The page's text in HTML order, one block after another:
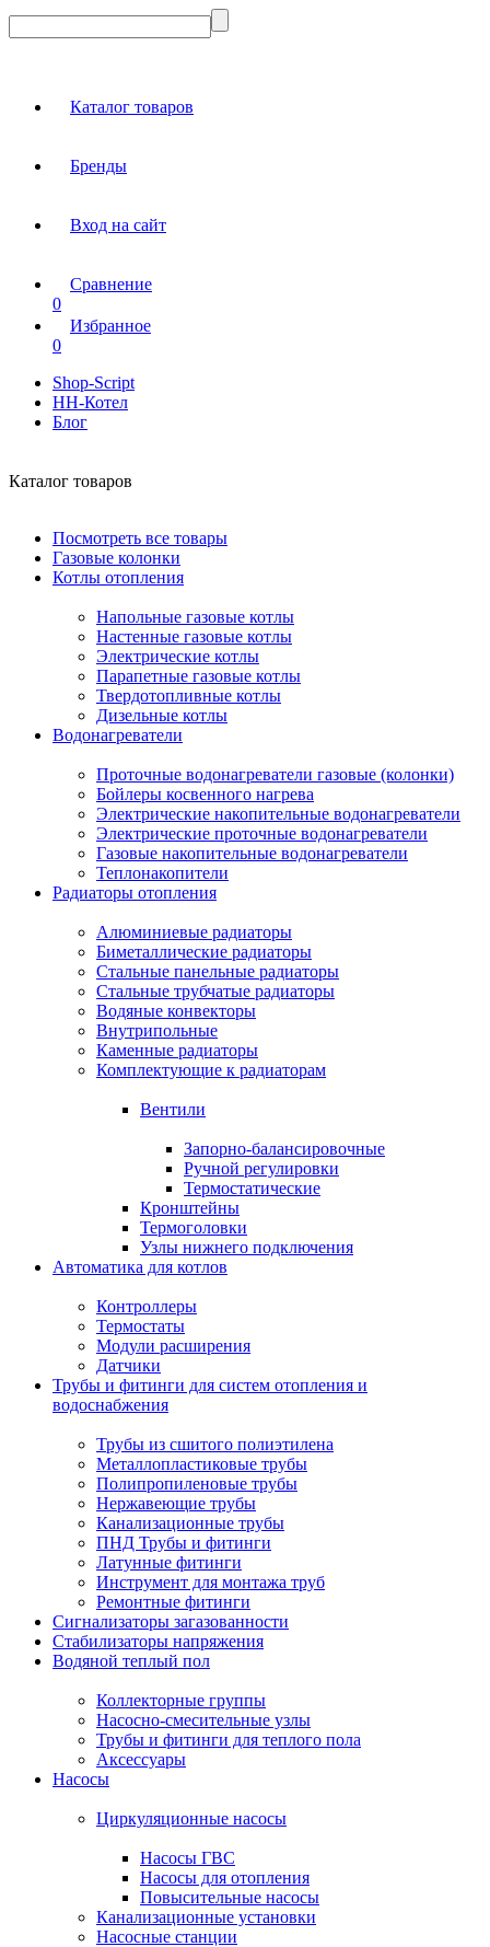
Каталог товаров
Бренды
Вход на сайт
Сравнение
0
Избранное
0
Shop-Script
НН-Котел
Блог
Каталог товаров
Посмотреть все товары
Газовые колонки
Котлы отопления
Напольные газовые котлы
Настенные газовые котлы
Электрические котлы
Парапетные газовые котлы
Твердотопливные котлы
Дизельные котлы
Водонагреватели
Проточные водонагреватели газовые (колонки)
Бойлеры косвенного нагрева
Электрические накопительные водонагреватели
Электрические проточные водонагреватели
Газовые накопительные водонагреватели
Теплонакопители
Радиаторы отопления
Алюминиевые радиаторы
Биметаллические радиаторы
Стальные панельные радиаторы
Стальные трубчатые радиаторы
Водяные конвекторы
Внутрипольные
Каменные радиаторы
Комплектующие к радиаторам
Вентили
Запорно-балансировочные
Ручной регулировки
Термостатические
Кронштейны
Термоголовки
Узлы нижнего подключения
Автоматика для котлов
Контроллеры
Термостаты
Модули расширения
Датчики
Трубы и фитинги для систем отопления и
водоснабжения
Трубы из сшитого полиэтилена
Металлопластиковые трубы
Полипропиленовые трубы
Нержавеющие трубы
Канализационные трубы
ПНД Трубы и фитинги
Латунные фитинги
Инструмент для монтажа труб
Ремонтные фитинги
Сигнализаторы загазованности
Стабилизаторы напряжения
Водяной теплый пол
Коллекторные группы
Насосно-смесительные узлы
Трубы и фитинги для теплого пола
Аксессуары
Насосы
Циркуляционные насосы
Насосы ГВС
Насосы для отопления
Повысительные насосы
Канализационные установки
Насосные станции